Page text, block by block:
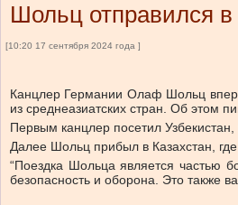
Шольц отправился
[10:20 17 сентября 2024 года ]
Канцлер Германии Олаф Шольц
из среднеазиатских стран. Об этом
Первым канцлер посетил
Далее Шольц прибыл в Казахстан,
“Поездка Шольца является частью
безопасность и оборона. Это также